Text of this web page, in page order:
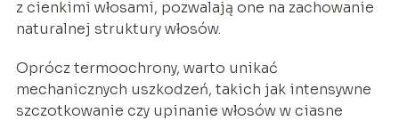
z cienkimi włosami, pozwalają one na zachowanie
naturalnej struktury włosów.
Oprócz termoochrony, warto unikać
mechanicznych uszkodzeń, takich jak intensywne
szczotkowanie czy upinanie włosów w ciasne